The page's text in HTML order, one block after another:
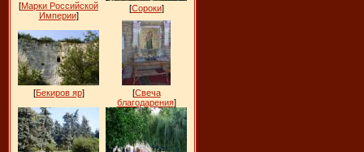
[Марки Российской
Империи]
[Сороки]
[Бекиров яр] [Свеча
благодарения]